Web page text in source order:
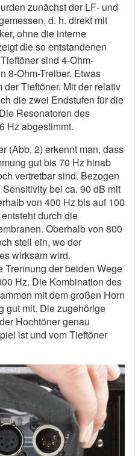
zunächst der LF- und
d. h. direkt mit
ohne die interne
die so entstandenen
sind 4-Ohm-
8-Ohm-Treiber. Etwas
Tieftöner. Mit der relativ
die zwei Endstufen für die
Resonatoren des
Hz abgestimmt.
(Abb. 2) erkennt man, dass
gut bis 70 Hz hinab
vertretbar sind. Bezogen
bei ca. 90 dB mit
von 400 Hz bis auf 100
durch die
Oberhalb von 800
steil ein, wo der
wirksam wird.
Trennung der beiden Wege
Hz. Die Kombination des
mit dem großen Horn
gut mit. Die zugehörige
Hochtöner genau
ist und vom Tieftöner